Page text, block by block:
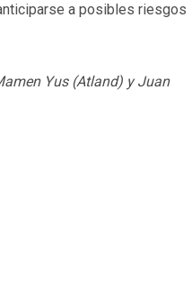
a posibles riesgos
Yus (Atland) y Juan